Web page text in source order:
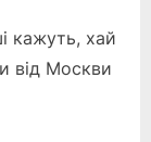
кажуть, хай
від Москви